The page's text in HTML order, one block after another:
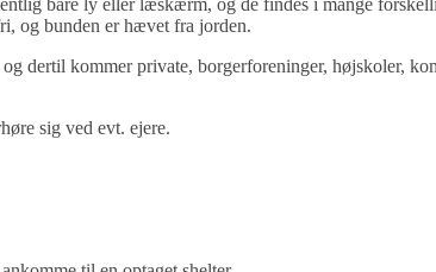
og bunden er hævet fra jorden.
dertil kommer private, borgerforeninger, højskoler,
sig ved evt. ejere.